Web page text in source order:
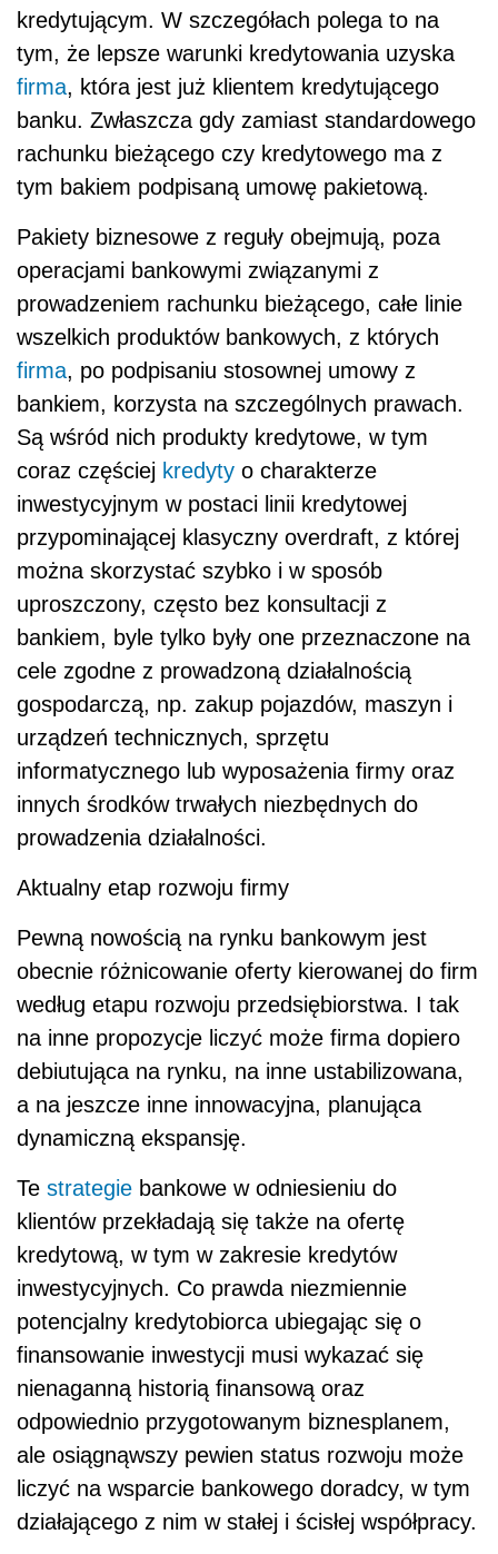
kredytującym. W szczegółach polega to na
tym, że lepsze warunki kredytowania uzyska
firma, która jest już klientem kredytującego
banku. Zwłaszcza gdy zamiast standardowego
rachunku bieżącego czy kredytowego ma z
tym bakiem podpisaną umowę pakietową.
Pakiety biznesowe z reguły obejmują, poza
operacjami bankowymi związanymi z
prowadzeniem rachunku bieżącego, całe linie
wszelkich produktów bankowych, z których
firma, po podpisaniu stosownej umowy z
bankiem, korzysta na szczególnych prawach.
Są wśród nich produkty kredytowe, w tym
coraz częściej kredyty o charakterze
inwestycyjnym w postaci linii kredytowej
przypominającej klasyczny overdraft, z której
można skorzystać szybko i w sposób
uproszczony, często bez konsultacji z
bankiem, byle tylko były one przeznaczone na
cele zgodne z prowadzoną działalnością
gospodarczą, np. zakup pojazdów, maszyn i
urządzeń technicznych, sprzętu
informatycznego lub wyposażenia firmy oraz
innych środków trwałych niezbędnych do
prowadzenia działalności.
Aktualny etap rozwoju firmy
Pewną nowością na rynku bankowym jest
obecnie różnicowanie oferty kierowanej do firm
według etapu rozwoju przedsiębiorstwa. I tak
na inne propozycje liczyć może firma dopiero
debiutująca na rynku, na inne ustabilizowana,
a na jeszcze inne innowacyjna, planująca
dynamiczną ekspansję.
Te strategie bankowe w odniesieniu do
klientów przekładają się także na ofertę
kredytową, w tym w zakresie kredytów
inwestycyjnych. Co prawda niezmiennie
potencjalny kredytobiorca ubiegając się o
finansowanie inwestycji musi wykazać się
nienaganną historią finansową oraz
odpowiednio przygotowanym biznesplanem,
ale osiągnąwszy pewien status rozwoju może
liczyć na wsparcie bankowego doradcy, w tym
działającego z nim w stałej i ścisłej współpracy.